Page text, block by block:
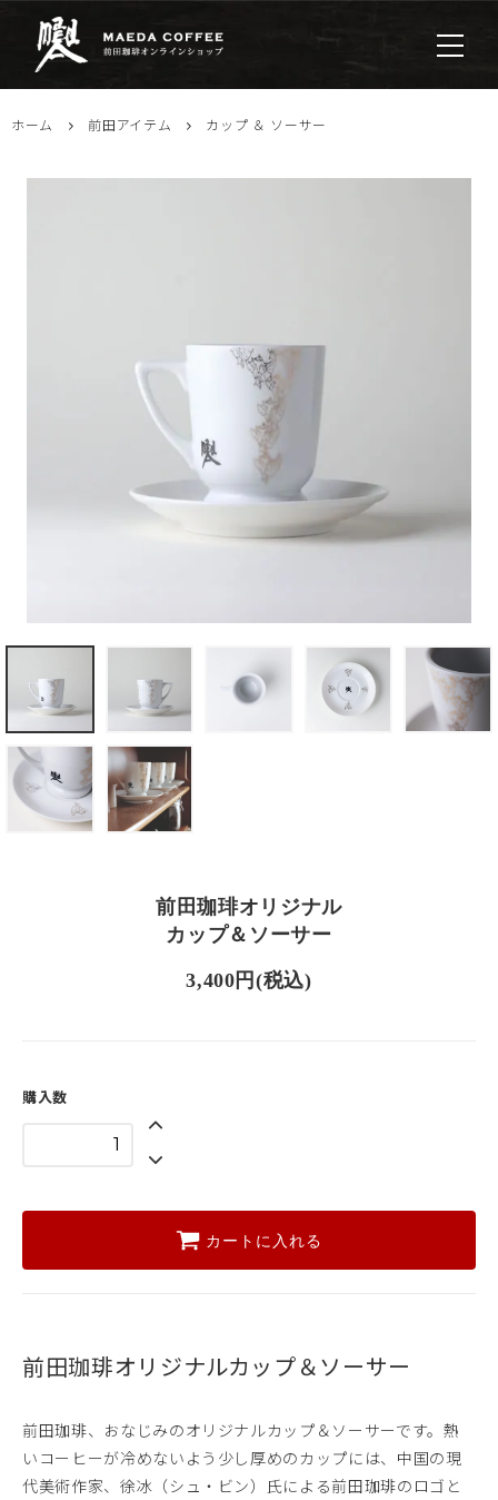
ホーム 前田アイテム カップ ＆ ソーサー
前田珈琲オリジナル
カップ＆ソーサー
3,400円(税込)
購入数
カートに入れる
前田珈琲オリジナルカップ＆ソーサー
前田珈琲、おなじみのオリジナルカップ＆ソーサーです。熱
いコーヒーが冷めないよう少し厚めのカップには、中国の現
代美術作家、徐冰（シュ・ビン）氏による前田珈琲のロゴと